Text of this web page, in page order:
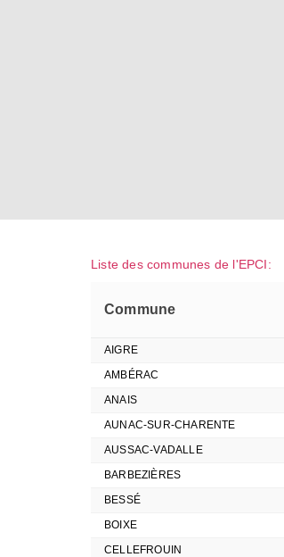
Liste des communes de l'EPCI:
Commune
AIGRE
AMBÉRAC
ANAIS
AUNAC-SUR-CHARENTE
AUSSAC-VADALLE
BARBEZIÈRES
BESSÉ
BOIXE
CELLEFROUIN